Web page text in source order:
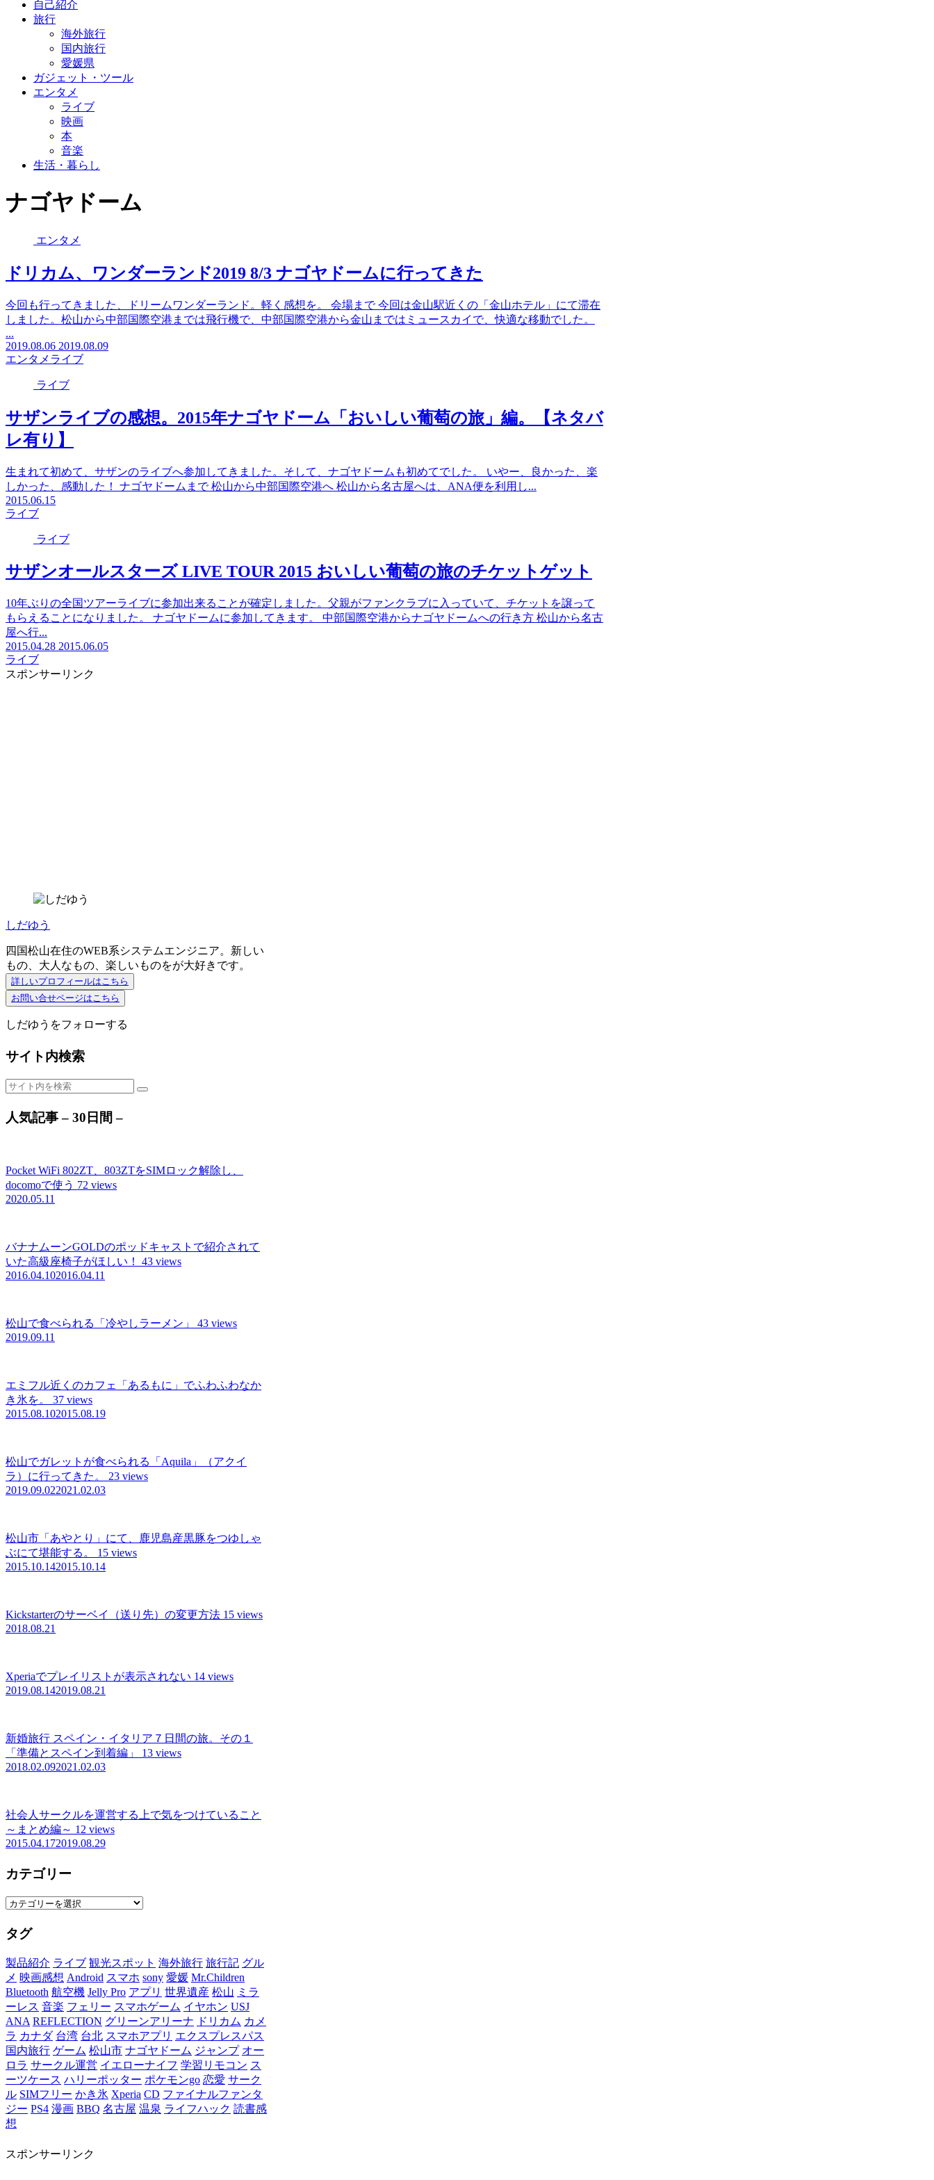
自己紹介
旅行
海外旅行
国内旅行
愛媛県
ガジェット・ツール
エンタメ
ライブ
映画
本
音楽
生活・暮らし
ナゴヤドーム
エンタメ
ドリカム、ワンダーランド2019 8/3 ナゴヤドームに行ってきた
今回も行ってきました、ドリームワンダーランド。軽く感想を。 会場まで 今回は金山駅近くの「金山ホテル」にて滞在
しました。松山から中部国際空港までは飛行機で、中部国際空港から金山まではミュースカイで、快適な移動でした。
...
2019.08.06 2019.08.09
エンタメ ライブ
ライブ
サザンライブの感想。2015年ナゴヤドーム「おいしい葡萄の旅」編。【ネタバ
レ有り】
生まれて初めて、サザンのライブへ参加してきました。そして、ナゴヤドームも初めてでした。 いやー、良かった、楽
しかった、感動した！ ナゴヤドームまで 松山から中部国際空港へ 松山から名古屋へは、ANA便を利用し...
2015.06.15
ライブ
ライブ
サザンオールスターズ LIVE TOUR 2015 おいしい葡萄の旅のチケットゲット
10年ぶりの全国ツアーライブに参加出来ることが確定しました。父親がファンクラブに入っていて、チケットを譲って
もらえることになりました。 ナゴヤドームに参加してきます。 中部国際空港からナゴヤドームへの行き方 松山から名古
屋へ行...
2015.04.28 2015.06.05
ライブ
スポンサーリンク
しだゆう
四国松山在住のWEB系システムエンジニア。新しい
もの、大人なもの、楽しいものをが大好きです。
詳しいプロフィールはこちら
お問い合せページはこちら
しだゆうをフォローする
サイト内検索
人気記事 – 30日間 –
Pocket WiFi 802ZT、803ZTをSIMロック解除し、
docomoで使う 72 views
2020.05.11
バナナムーンGOLDのポッドキャストで紹介されて
いた高級座椅子がほしい！
43 views
2016.04.102016.04.11
松山で食べられる「冷やしラーメン」
43 views
2019.09.11
エミフル近くのカフェ「あるもに」でふわふわなか
き氷を。
37 views
2015.08.102015.08.19
松山でガレットが食べられる「Aquila」（アクイ
ラ）に行ってきた。
23 views
2019.09.022021.02.03
松山市「あやとり」にて、鹿児島産黒豚をつゆしゃ
ぶにて堪能する。
15 views
2015.10.142015.10.14
Kickstarterのサーベイ（送り先）の変更方法 15 views
2018.08.21
Xperiaでプレイリストが表示されない 14 views
2019.08.142019.08.21
新婚旅行 スペイン・イタリア７日間の旅。その１
「準備とスペイン到着編」
13 views
2018.02.092021.02.03
社会人サークルを運営する上で気をつけていること
～まとめ編～ 12 views
2015.04.172019.08.29
カテゴリー
カ
ゴ
ー
タグ
製品紹介 ライブ 観光スポット 海外旅行 旅行記 グル
メ 映画感想 Android スマホ sony 愛媛 Mr.Children
Bluetooth 航空機 Jelly Pro アプリ 世界遺産 松山 ミラ
ーレス 音楽 フェリー スマホゲーム イヤホン USJ
ANA REFLECTION グリーンアリーナ ドリカム カメ
ラ カナダ 台湾 台北 スマホアプリ エクスプレスパス
国内旅行 ゲーム 松山市 ナゴヤドーム ジャンプ オー
ロラ サークル運営 イエローナイフ 学習リモコン ス
ーツケース ハリーポッター ポケモンgo 恋愛 サーク
ル SIMフリー かき氷 Xperia CD ファイナルファンタ
ジー PS4 漫画 BBQ 名古屋 温泉 ライフハック 読書感
想
スポンサーリンク